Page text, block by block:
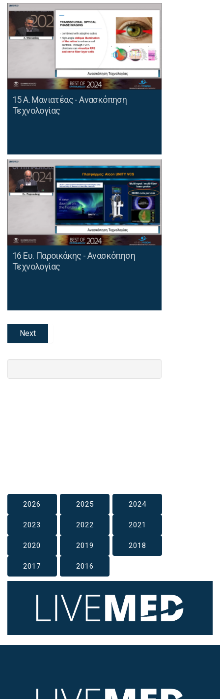
15 Α. Μανιατέας - Aνασκόπηση
Τεχνολογίας
16 Ευ. Παροικάκης - Aνασκόπηση
Τεχνολογίας
Next
2026 2025 2024
2023 2022 2021
2020 2019 2018
2017 2016